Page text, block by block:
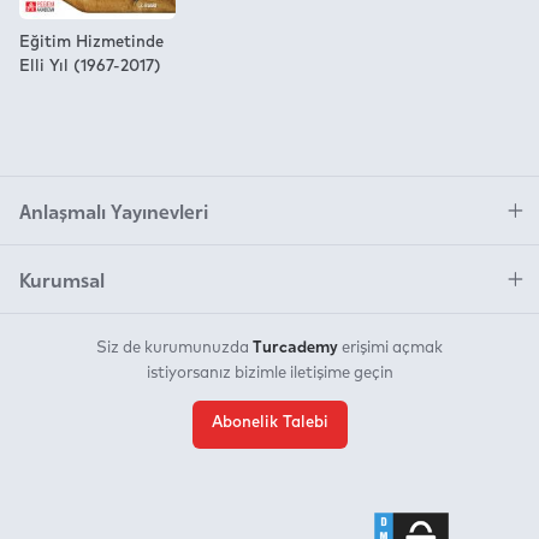
Eğitim Hizmetinde
Elli Yıl (1967-2017)
Anlaşmalı Yayınevleri
Kurumsal
Siz de kurumunuzda Turcademy erişimi açmak
istiyorsanız bizimle iletişime geçin
Abonelik Talebi